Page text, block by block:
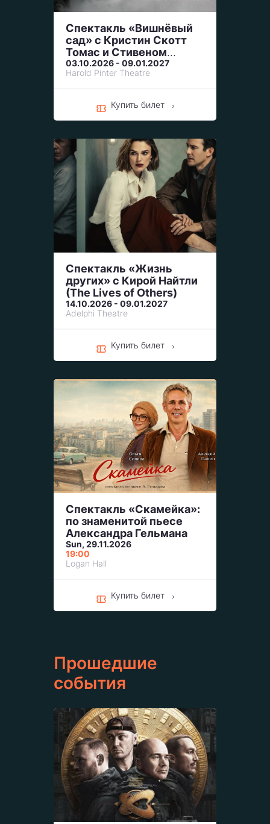
Спектакль «Вишнёвый
сад» с Кристин Скотт
Томас и Стивеном
Манган / The Cherry
Orchard
03.10.2026 - 09.01.2027
Harold Pinter Theatre
Купить билет
Спектакль «Жизнь
других» с Кирой Найтли
(The Lives of Others)
14.10.2026 - 09.01.2027
Adelphi Theatre
Купить билет
Спектакль «Скамейка»:
по знаменитой пьесе
Александра Гельмана
Sun, 29.11.2026
19:00
Logan Hall
Купить билет
Прошедшие
события